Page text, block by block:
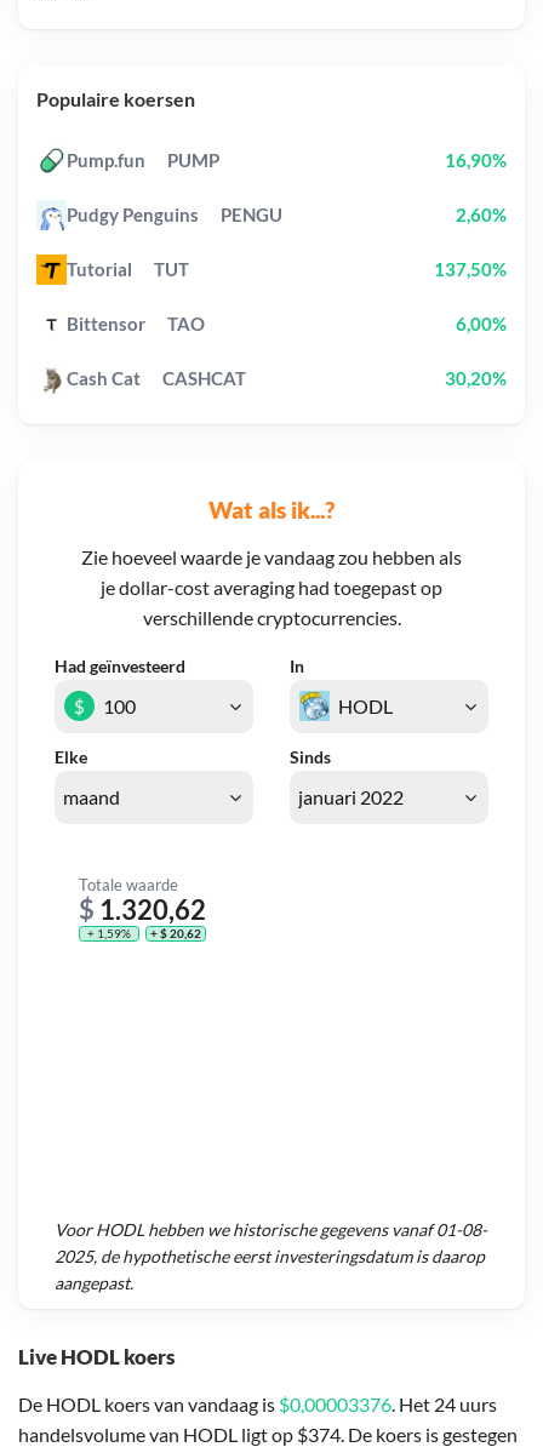
Live HODL koers
De HODL koers van vandaag is $0,00003376. Het 24 uurs
handelsvolume van HODL ligt op $374. De koers is gestegen
Wat als ik...?
Zie hoeveel waarde je vandaag zou hebben als
je dollar-cost averaging had toegepast op
verschillende cryptocurrencies.
Had geïnvesteerd In
Elke Sinds
$
Totale waarde
$ 1.320,62
+ 1,59% + $ 20,62
VoorHODL hebben we historische gegevens vanaf01-08-
2025, de hypothetische eerst investeringsdatum is daarop
aangepast.
Populaire koersen
Pump.fun PUMP 16,90%
Pudgy Penguins PENGU 2,60%
Tutorial TUT 137,50%
Bittensor TAO 6,00%
Cash Cat CASHCAT 30,20%